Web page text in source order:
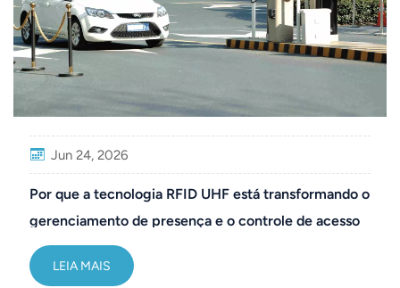
Jun 24, 2026
Por que a tecnologia RFID UHF está transformando o
gerenciamento de presença e o controle de acesso
de veículos
LEIA MAIS